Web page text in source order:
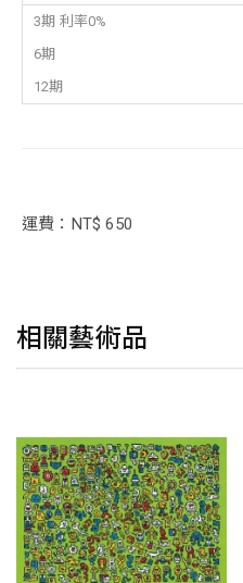
3期 利率0%
6期
12期
運費：NT$ 650
相關藝術品